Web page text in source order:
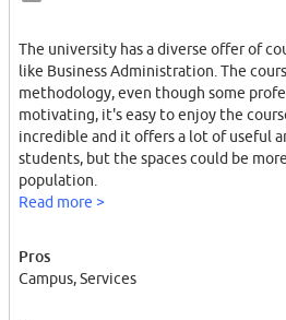
The university has a diverse offer of
like Business Administration. The
methodology, even though some
motivating, it's easy to enjoy the
incredible and it offers a lot of useful
students, but the spaces could be
population.
Read more >
Pros
Campus, Services